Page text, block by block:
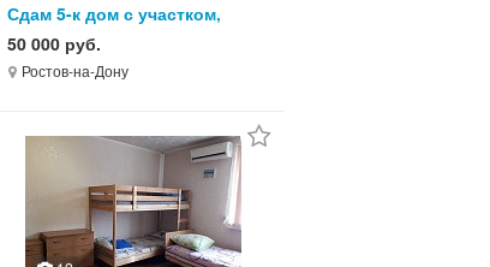
Сдам 5-к дом с участком,
140.0 кв.м, этажей 2
50 000 руб.
Ростов-на-Дону